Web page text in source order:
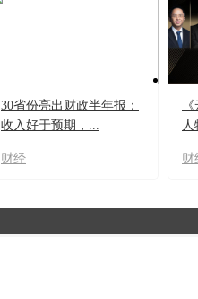
30省份亮出财政半年报：
收入好于预期，...
财经 财